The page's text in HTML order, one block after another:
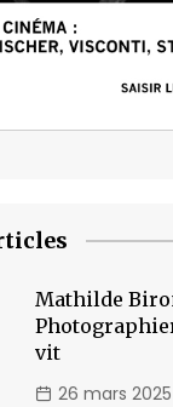
Mathilde
vit
26 mars 2025